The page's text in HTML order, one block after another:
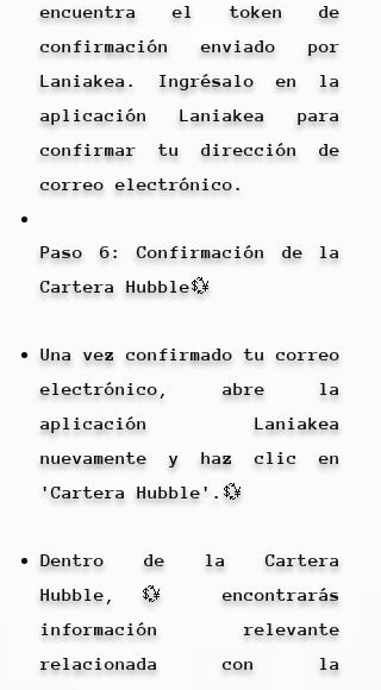
encuentra el token de
confirmación enviado por
Laniakea. Ingrésalo en la
aplicación Laniakea para
confirmar tu dirección de
correo electrónico.
Paso 6: Confirmación de la
Cartera Hubble💱
Una vez confirmado tu correo
electrónico, abre la
aplicación Laniakea
nuevamente y haz clic en
'Cartera Hubble'.💱
Dentro de la Cartera
Hubble,💱 encontrarás
información relevante
relacionada con la